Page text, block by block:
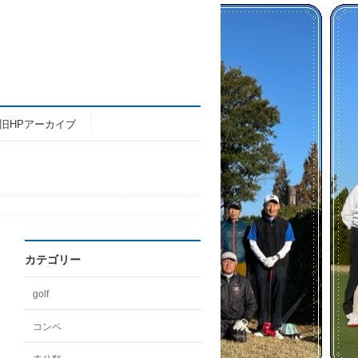
旧HPアーカイブ
カテゴリー
golf
コンペ